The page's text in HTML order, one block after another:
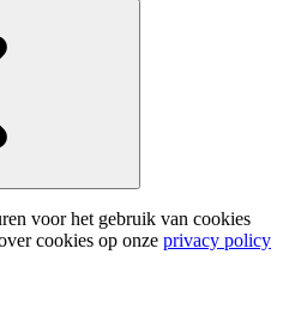
voor het gebruik van cookies
cookies op onze privacy policy